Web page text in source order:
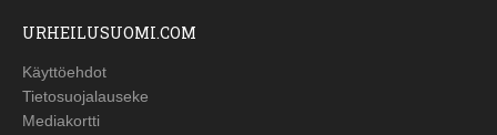
URHEILUSUOMI.COM
Käyttöehdot
Tietosuojalauseke
Mediakortti